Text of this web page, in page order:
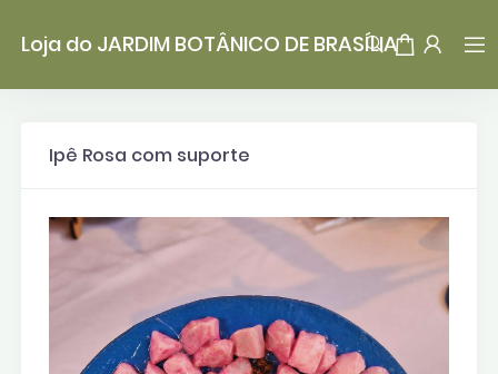
Loja do JARDIM BOTÂNICO DE BRASÍLIA
Ipê Rosa com suporte